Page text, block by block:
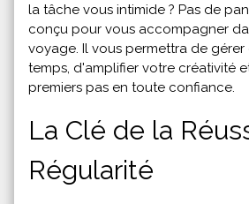
la tâche vous intimide ? Pas de
conçu pour vous accompagner
voyage. Il vous permettra de
temps, d'amplifier votre créativité
premiers pas en toute confiance.
La Clé de la
Régularité